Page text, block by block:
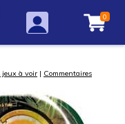
0
à voir | Commentaires